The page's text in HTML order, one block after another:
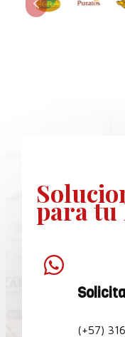
para tu

(+57)